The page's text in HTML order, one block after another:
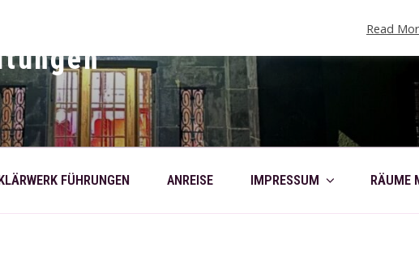
FÜHRUNGEN ANREISE IMPRESSUM RÄUME
Read